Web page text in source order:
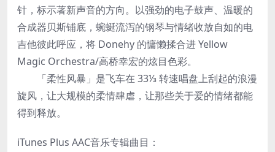
针，标示著新声音的方向。以强劲的电子鼓声、温暖的
合成器贝斯铺底，蜿蜒流泻的钢琴与情绪收放自如的电
吉他彼此呼应，将 Donehy 的慵懒揉合进 Yellow
Magic Orchestra/高桥幸宏的炫目色彩。
「柔性风暴」是飞车在 33⅓ 转速唱盘上刮起的浪漫
旋风，让大规模的柔情肆虐，让那些关于爱的情绪都能
得到释放。
iTunes Plus AAC音乐专辑曲目：